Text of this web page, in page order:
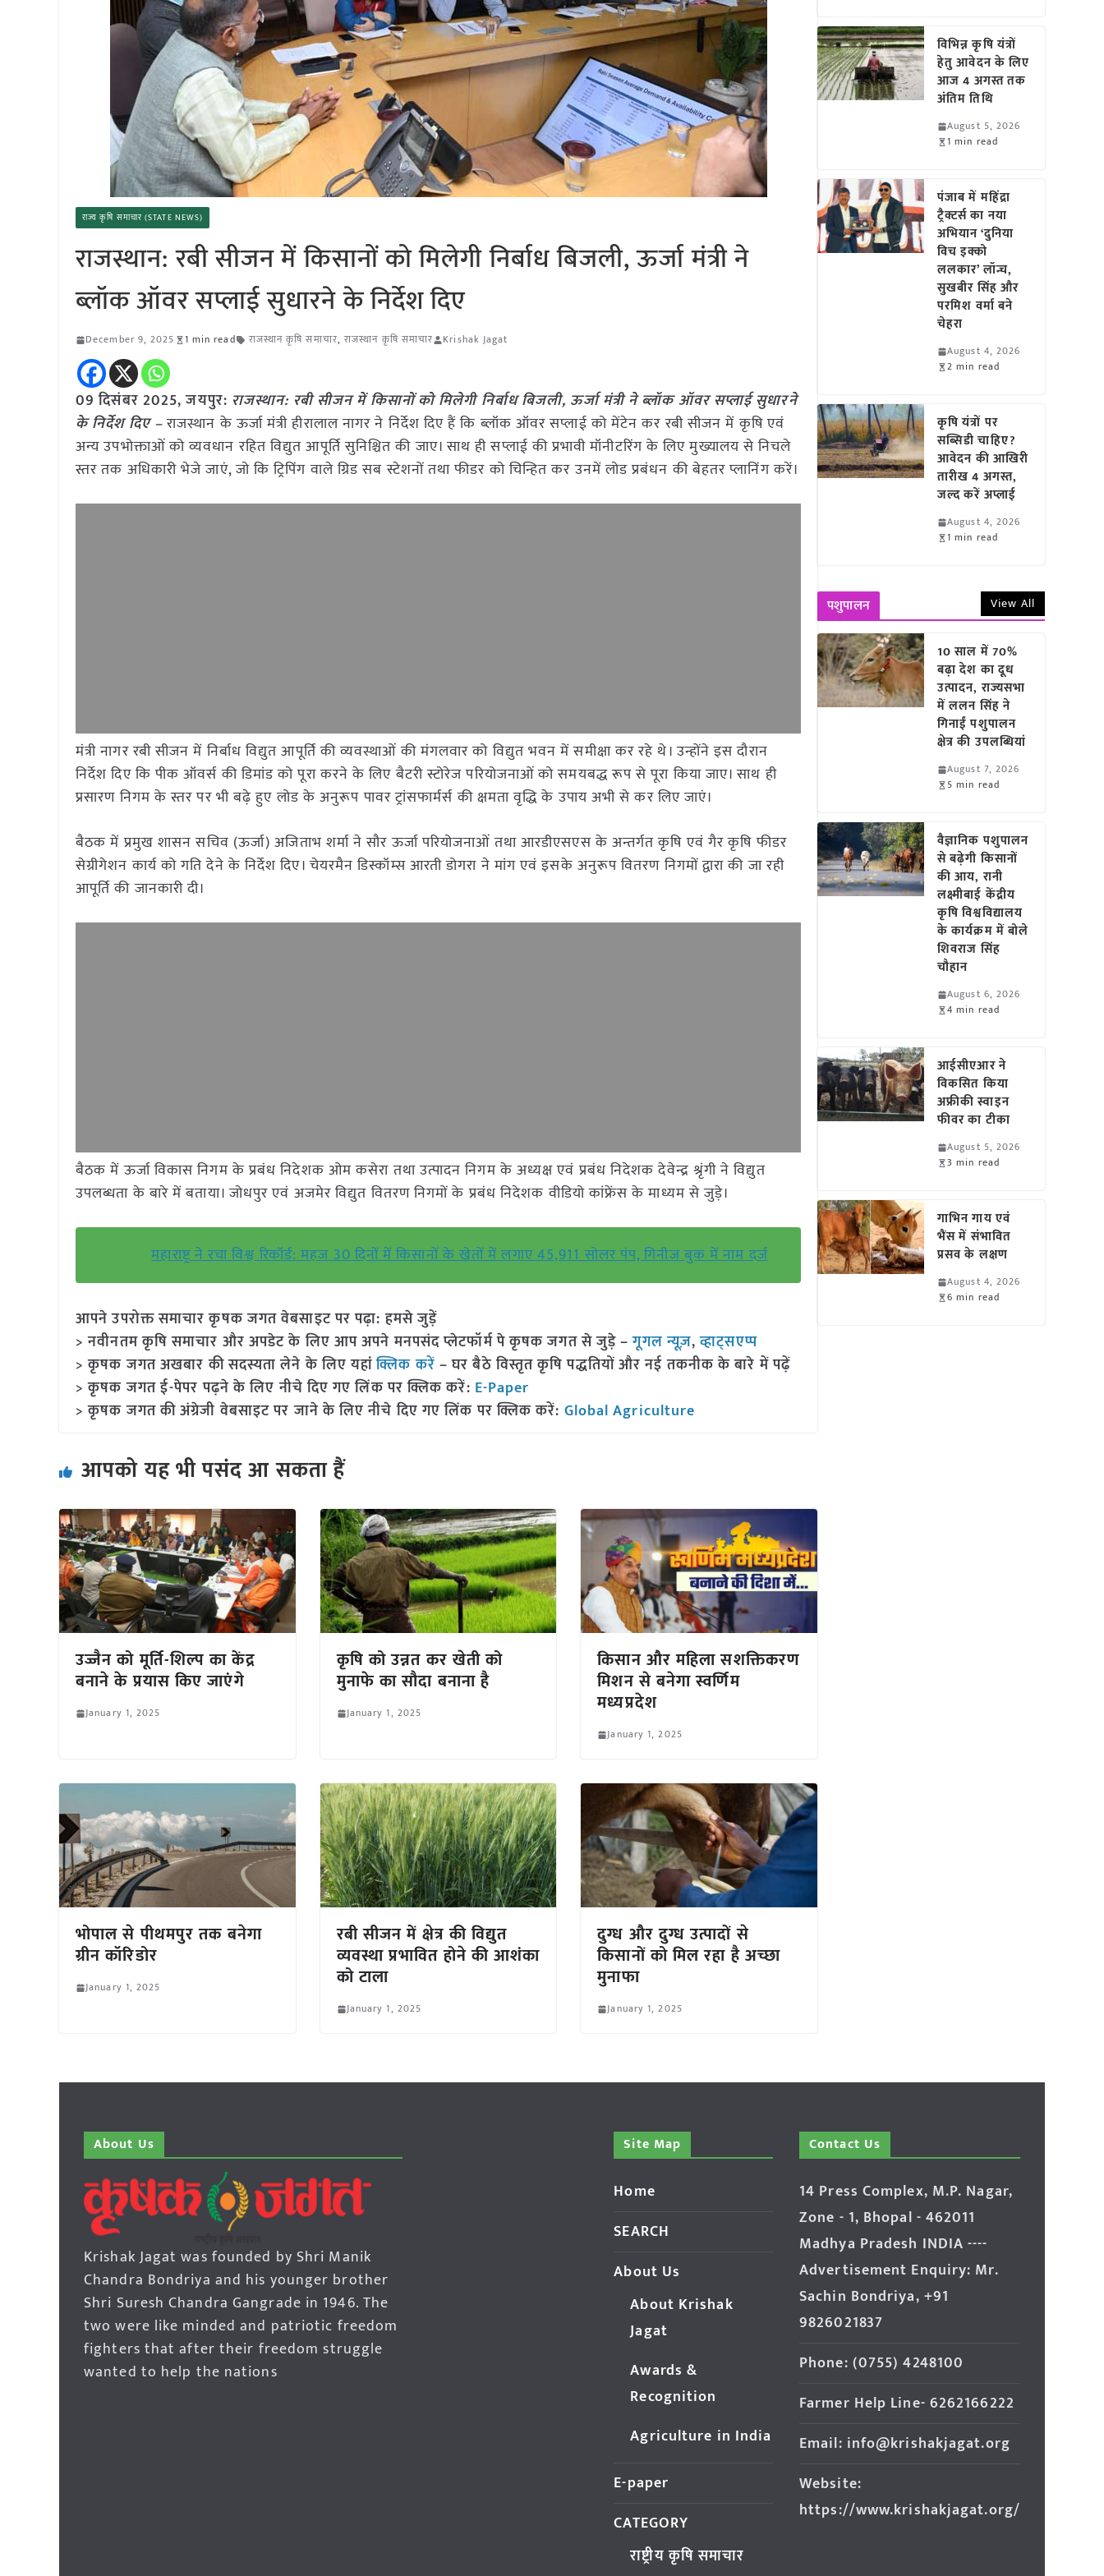
राज्य कृषि समाचार (STATE NEWS)
राजस्थान: रबी सीजन में किसानों को मिलेगी निर्बाध बिजली, ऊर्जा मंत्री ने
ब्लॉक ऑवर सप्लाई सुधारने के निर्देश दिए
December 9, 2025 1 min read राजस्थान कृषि समाचार,राजस्थान कृषि समाचार Krishak Jagat
09 दिसंबर 2025, जयपुर: राजस्थान: रबी सीजन में किसानों को मिलेगी निर्बाध बिजली, ऊर्जा मंत्री ने ब्लॉक ऑवर सप्लाई सुधारने
के निर्देश दिए –राजस्थान के ऊर्जा मंत्री हीरालाल नागर ने निर्देश दिए हैं कि ब्लॉक ऑवर सप्लाई को मेंटेन कर रबी सीजन में कृषि एवं
अन्य उपभोक्ताओं को व्यवधान रहित विद्युत आपूर्ति सुनिश्चित की जाए। साथ ही सप्लाई की प्रभावी मॉनीटरिंग के लिए मुख्यालय से निचले
स्तर तक अधिकारी भेजे जाएं, जो कि ट्रिपिंग वाले ग्रिड सब स्टेशनों तथा फीडर को चिन्हित कर उनमें लोड प्रबंधन की बेहतर प्लानिंग करें।
मंत्री नागर रबी सीजन में निर्बाध विद्युत आपूर्ति की व्यवस्थाओं की मंगलवार को विद्युत भवन में समीक्षा कर रहे थे। उन्होंने इस दौरान
निर्देश दिए कि पीक ऑवर्स की डिमांड को पूरा करने के लिए बैटरी स्टोरेज परियोजनाओं को समयबद्ध रूप से पूरा किया जाए। साथ ही
प्रसारण निगम के स्तर पर भी बढ़े हुए लोड के अनुरूप पावर ट्रांसफार्मर्स की क्षमता वृद्धि के उपाय अभी से कर लिए जाएं।
बैठक में प्रमुख शासन सचिव (ऊर्जा) अजिताभ शर्मा ने सौर ऊर्जा परियोजनाओं तथा आरडीएसएस के अन्तर्गत कृषि एवं गैर कृषि फीडर
सेग्रीगेशन कार्य को गति देने के निर्देश दिए। चेयरमैन डिस्कॉम्स आरती डोगरा ने मांग एवं इसके अनुरूप वितरण निगमों द्वारा की जा रही
आपूर्ति की जानकारी दी।
बैठक में ऊर्जा विकास निगम के प्रबंध निदेशक ओम कसेरा तथा उत्पादन निगम के अध्यक्ष एवं प्रबंध निदेशक देवेन्द्र श्रृंगी ने विद्युत
उपलब्धता के बारे में बताया। जोधपुर एवं अजमेर विद्युत वितरण निगमों के प्रबंध निदेशक वीडियो कांफ्रेंस के माध्यम से जुड़े।
महाराष्ट्र ने रचा विश्व रिकॉर्ड: महज 30 दिनों में किसानों के खेतों में लगाए 45,911 सोलर पंप, गिनीज बुक में नाम दर्ज
आपने उपरोक्त समाचार कृषक जगत वेबसाइट पर पढ़ा: हमसे जुड़ें
> नवीनतम कृषि समाचार और अपडेट के लिए आप अपने मनपसंद प्लेटफॉर्म पे कृषक जगत से जुड़े –गूगल न्यूज़,व्हाट्सएप्प
> कृषक जगत अखबार की सदस्यता लेने के लिए यहांक्लिक करें – घर बैठे विस्तृत कृषि पद्धतियों और नई तकनीक के बारे में पढ़ें
> कृषक जगत ई-पेपर पढ़ने के लिए नीचे दिए गए लिंक पर क्लिक करें: E-Paper
> कृषक जगत की अंग्रेजी वेबसाइट पर जाने के लिए नीचे दिए गए लिंक पर क्लिक करें: Global Agriculture
आपको यह भी पसंद आ सकता हैं
उज्जैन को मूर्ति-शिल्प का केंद्र
बनाने के प्रयास किए जाएंगे
January 1, 2025
कृषि को उन्नत कर खेती को
मुनाफे का सौदा बनाना है
January 1, 2025
किसान और महिला सशक्तिकरण
मिशन से बनेगा स्वर्णिम
मध्यप्रदेश
January 1, 2025
भोपाल से पीथमपुर तक बनेगा
ग्रीन कॉरिडोर
January 1, 2025
रबी सीजन में क्षेत्र की विद्युत
व्यवस्था प्रभावित होने की आशंका
को टाला
January 1, 2025
दुग्ध और दुग्ध उत्पादों से
किसानों को मिल रहा है अच्छा
मुनाफा
January 1, 2025
विभिन्न कृषि यंत्रों
हेतु आवेदन के लिए
आज 4 अगस्त तक
अंतिम तिथि
August 5, 2026
1 min read
पंजाब में महिंद्रा
ट्रैक्टर्स का नया
अभियान ‘दुनिया
विच इक्को
ललकार’ लॉन्च,
सुखबीर सिंह और
परमिश वर्मा बने
चेहरा
August 4, 2026
2 min read
कृषि यंत्रों पर
सब्सिडी चाहिए?
आवेदन की आखिरी
तारीख 4 अगस्त,
जल्द करें अप्लाई
August 4, 2026
1 min read
पशुपालन View All
10 साल में 70%
बढ़ा देश का दूध
उत्पादन, राज्यसभा
में ललन सिंह ने
गिनाईं पशुपालन
क्षेत्र की उपलब्धियां
August 7, 2026
5 min read
वैज्ञानिक पशुपालन
से बढ़ेगी किसानों
की आय, रानी
लक्ष्मीबाई केंद्रीय
कृषि विश्वविद्यालय
के कार्यक्रम में बोले
शिवराज सिंह
चौहान
August 6, 2026
4 min read
आईसीएआर ने
विकसित किया
अफ्रीकी स्वाइन
फीवर का टीका
August 5, 2026
3 min read
गाभिन गाय एवं
भैंस में संभावित
प्रसव के लक्षण
August 4, 2026
6 min read
About Us
Krishak Jagat was founded by Shri Manik
Chandra Bondriya and his younger brother
Shri Suresh Chandra Gangrade in 1946. The
two were like minded and patriotic freedom
fighters that after their freedom struggle
wanted to help the nations
Site Map
Home
SEARCH
About Us
About Krishak
Jagat
Awards &
Recognition
Agriculture in India
E-paper
CATEGORY
राष्ट्रीय कृषि समाचार
Contact Us
14 Press Complex, M.P. Nagar,
Zone - 1, Bhopal - 462011
Madhya Pradesh INDIA ----
Advertisement Enquiry: Mr.
Sachin Bondriya, +91
9826021837
Phone: (0755) 4248100
Farmer Help Line- 6262166222
Email: info@krishakjagat.org
Website:
https://www.krishakjagat.org/